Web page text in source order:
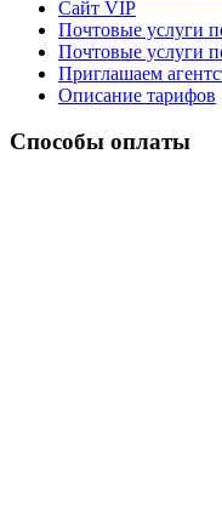
Сайт VIP
Почтовые услуги
Почтовые услуги
Приглашаем
Описание тарифов
Способы оплаты